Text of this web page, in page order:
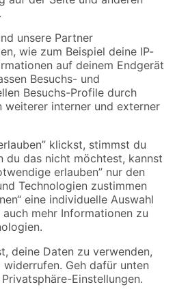
Versandarten
Die dargestellten Angebote sind unter
Die angegebenen Verfügbarkeiten beziehen